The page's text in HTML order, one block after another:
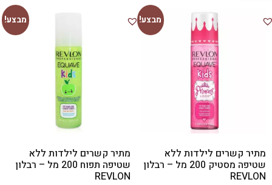
מבצע!
מתיר קשרים לילדות ללא
שטיפה מסטיק 200 מל – רבלון
REVLON
מבצע!
מתיר קשרים לילדות ללא
שטיפה תפוח 200 מל – רבלון
REVLON